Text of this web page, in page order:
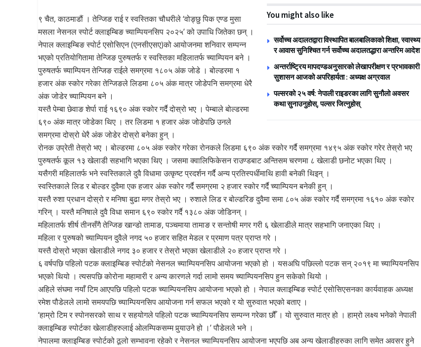
You might also like
सर्वोच्च अदालतद्वारा विस्थापित बालबालिकाको शिक्षा, स्वास्थ्य
र आवास सुनिश्चित गर्न सर्वोच्च अदालतद्धारा अन्तरिम आदेश
अन्तर्राष्ट्रिय मापदण्डअनुसारको लेखापरीक्षण र प्रभावकारी
सुशासन आजको अपरिहार्यता : अध्यक्ष अग्रवाल
पल्सरको २५ वर्ष: नेपाली राइडरका लागि सुनौलो अवसर
कथा सुनाउनुहोस्, पल्सर जित्नुहोस्
९ चैत, काठमाडौं । तेन्जिङ राई र स्वस्तिका चौधरीले ‘वोङ्छु पिक एण्ड मुसा
मसला नेसनल स्पोर्ट क्लाइम्बिङ च्याम्पियनसिप २०२५’ को उपाधि जितेका छन् ।
नेपाल क्लाइम्बिङ स्पोर्ट एसोसिएन (एनसीएसए)को आयोजनमा शनिवार सम्पन्न
भएको प्रतियोगितामा तेन्जिङ पुरुषतर्फ र स्वस्तिका महिलातर्फ च्याम्पियन बने ।
पुरुषतर्फ च्याम्पियन तेन्जिङ राईले समग्रमा १८०५ अंक जोडे । बोल्डरमा १
हजार अंक स्कोर गरेका तेन्जिङले लिडमा ८०५ अंक मात्र जोडेपनि समग्रमा धेरै
अंक जोडेर च्याम्पियन बने ।
यस्तै पेम्बा छेवाङ शेर्पा राई १६९० अंक स्कोर गर्दै दोस्रो भए । पेम्बाले बोल्डरमा
६९० अंक मात्र जोडेका थिए । तर लिडमा १ हजार अंक जोडेपछि उनले
समग्रमा दोस्रो धेरै अंक जोडेर दोस्रो बनेका हुन् ।
रोनक उप्रेती तेस्रो भए । बोल्डरमा ८०५ अंक स्कोर गरेका रोनकले लिडमा ६९० अंक स्कोर गर्दै समग्रमा १४९५ अंक स्कोर गरेर तेस्रो भए
पुरुषतर्फ कूल १३ खेलाडी सहभागि भएका थिए । जसमा क्वालिफिकेसन राउण्डबाट अन्तिसम चरणमा ८ खेलाडी छनोट भएका थिए ।
यसैगरी महिलातर्फ भने स्वस्तिकाले दुवै विधामा उत्कृष्ट प्रदर्शन गर्दै अन्य प्रतिस्पर्धीमाथि हावी बनेकी थिइन् ।
स्वस्तिकाले लिड र बोल्डर दुवैमा एक हजार अंक स्कोर गर्दै समग्रमा २ हजार स्कोर गर्दै च्याम्पियन बनेकी हुन् ।
यस्तै रुशा प्रधान दोस्रो र मनिषा बुढा मगर तेस्रो भए । रुशाले लिड र बोल्डरिङ दुवैमा समा ८०५ अंक स्कोर गर्दै समग्रमा १६१० अंक स्कोर
गरिन् । यस्तै मनिषाले दुवै विधा समान ६९० स्कोर गर्दै १३८० अंक जोडिनन् ।
महिलातर्फ शीर्ष तीनसँगै तेन्जिङ खान्डो तामाङ, पञ्चमाया तामाङ र सन्तोषी मगर गरी ६ खेलाडीले मात्र सहभागि जनाएका थिए ।
महिला र पुरुषको च्याम्पियन दुवैले नगद ५० हजार सहित मेडल र प्रमाण पत्र प्राप्त गरे ।
यस्तै दोस्रो भएका खेलाडीले नगद ३० हजार र तेस्रो भएका खेलाडीले २० हजार प्राप्त गरे ।
६ वर्षपछि पहिलो पटक क्लाइम्बिङ स्पोर्टको नेसनल च्याम्पियनसिप आयोजना भएको हो । यसअघि पछिल्लो पटक सन् २०१९ मा च्याम्पियनसिप
भएको थियो । त्यसपछि कोरोना महामारी र अन्य कारणले गर्दा लामो समय च्याम्पियनसिप हुन सकेको थियो ।
अहिले संघमा नयाँ टिम आएपछि पहिलो पटक च्याम्पियनसिप आयोजना भएको हो । नेपाल क्लाइम्बिङ स्पोर्ट एसोसिएसनका कार्यवाहक अध्यक्ष
रमेश पौडेलले लामो समयपछि च्याम्पियनसिप आयोजना गर्न सफल भएको र यो सुरुवात भएको बताए ।
‘हाम्रो टिम र स्पोनसरको साथ र सहयोगले पहिलो पटक च्याम्पियनसिप सम्पन्न गरेका छौँ । यो सुरुवात मात्र हो । हाम्रो लक्ष्य भनेको नेपाली
क्लाइम्बिङ स्पोर्टका खेलाडीहरुलाई ओलम्पिकसम्म पुर्‍याउने हो ।’ पौडेलले भने ।
नेपालमा क्लाइम्बिङ स्पोर्टको ठूलो सम्भावना रहेको र नेसनल च्याम्पियनसिप आयोजना भएपछि अब अन्य खेलाडीहरुका लागि समेत अवसर हुने